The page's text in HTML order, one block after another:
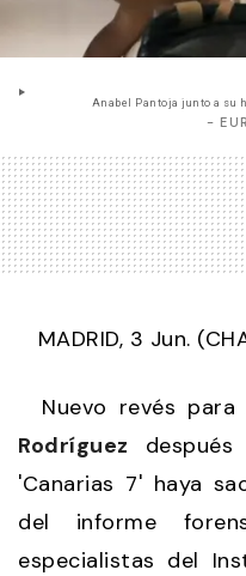
Anabel Pantoja junto a su
-
MADRID, 3 Jun.
Nuevo revés
Rodríguez
'Canarias 7' haya
del informe
especialistas del